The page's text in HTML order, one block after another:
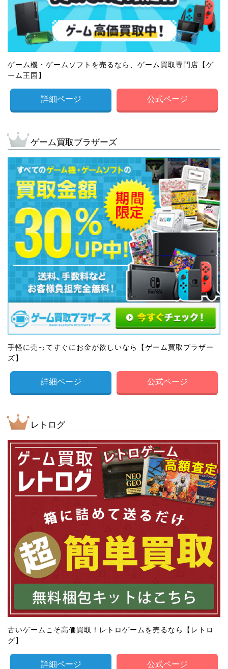
ゲーム機・ゲームソフトを売るなら、ゲーム買取専門店【ゲ
ーム王国】
詳細ページ 公式ページ
ゲーム買取ブラザーズ
手軽に売ってすぐにお金が欲しいなら【ゲーム買取ブラザー
ズ】
詳細ページ 公式ページ
レトログ
古いゲームこそ高価買取！レトロゲームを売るなら【レトロ
グ】
詳細ページ 公式ページ